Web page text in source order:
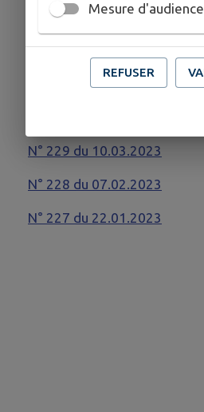
2023 :
N° 232 du 27.10.2023
N° 231 du 29.09.2023
N° 229 du 10.03.2023
N° 228 du 07.02.2023
N° 227 du 22.01.2023
Mesure
REFUSER